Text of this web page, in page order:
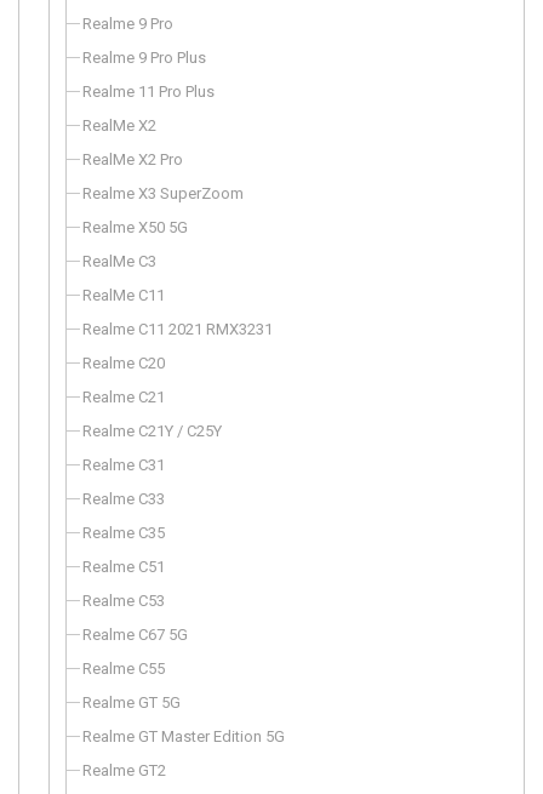
Realme 9 Pro
Realme 9 Pro Plus
Realme 11 Pro Plus
RealMe X2
RealMe X2 Pro
Realme X3 SuperZoom
Realme X50 5G
RealMe C3
RealMe C11
Realme C11 2021 RMX3231
Realme C20
Realme C21
Realme C21Y / C25Y
Realme C31
Realme C33
Realme C35
Realme C51
Realme C53
Realme C67 5G
Realme C55
Realme GT 5G
Realme GT Master Edition 5G
Realme GT2